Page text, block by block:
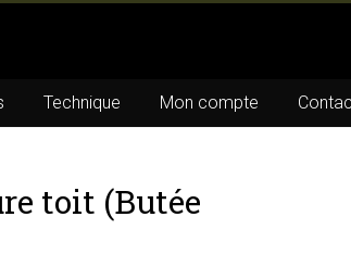
Technique Mon compte
toit (Butée